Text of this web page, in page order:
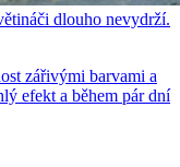
dlouho nevydrží.
zářivými barvami a
efekt a během pár dní